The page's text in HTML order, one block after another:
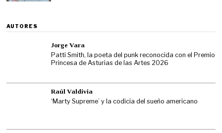
AUTORES
Jorge Vara
Patti Smith, la poeta del punk reconocida con el Premio
Princesa de Asturias de las Artes 2026
Raúl Valdivia
‘Marty Supreme’ y la codicia del sueño americano